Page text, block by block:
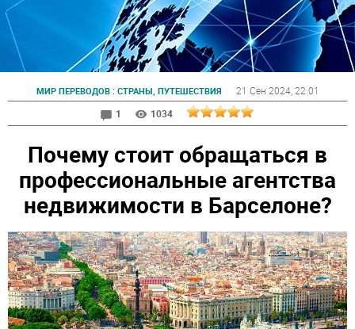
МИР ПЕРЕВОДОВ: СТРАНЫ, ПУТЕШЕСТВИЯ 21 Сен 2024, 22:01
1
1034
Почему стоит обращаться в
профессиональные агентства
недвижимости в Барселоне?